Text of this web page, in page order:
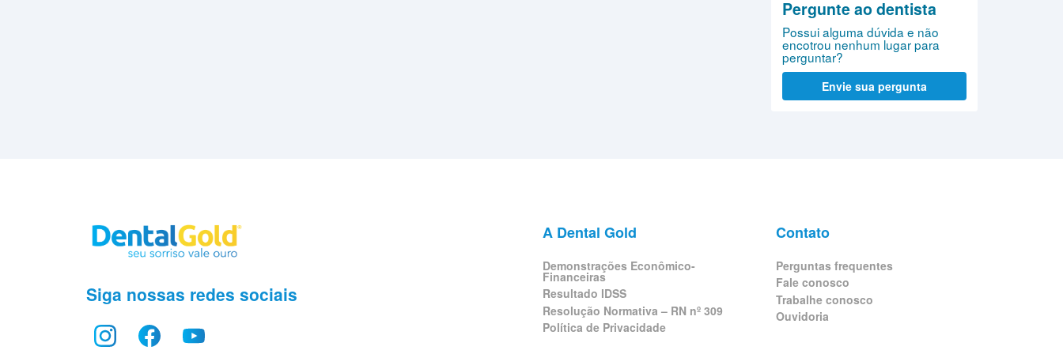
Pergunte ao dentista
Possui alguma dúvida e não
encotrou nenhum lugar para
perguntar?
Envie sua pergunta
Siga nossas redes sociais
A Dental Gold
Demonstrações Econômico-
Financeiras
Resultado IDSS
Resolução Normativa – RN nº 309
Política de Privacidade
Contato
Perguntas frequentes
Fale conosco
Trabalhe conosco
Ouvidoria